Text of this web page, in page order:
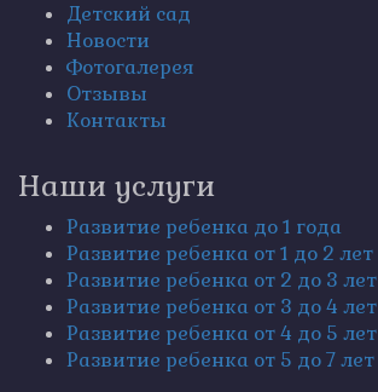
Детский сад
Новости
Фотогалерея
Отзывы
Контакты
Наши услуги
Развитие ребенка до 1 года
Развитие ребенка от 1 до 2 лет
Развитие ребенка от 2 до 3 лет
Развитие ребенка от 3 до 4 лет
Развитие ребенка от 4 до 5 лет
Развитие ребенка от 5 до 7 лет